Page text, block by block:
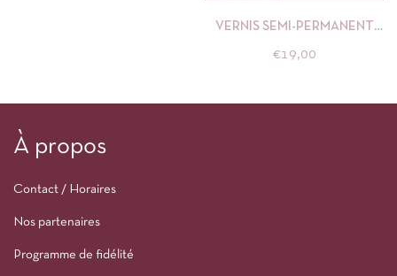
VERNIS SEMI-PERMANENT
15 ML
€19,00
À propos
Contact / Horaires
Nos partenaires
Programme de fidélité